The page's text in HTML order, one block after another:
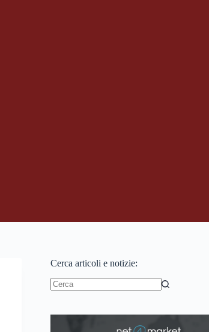
Cerca articoli e notizie: